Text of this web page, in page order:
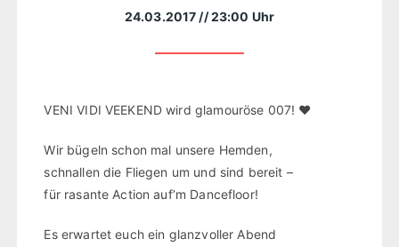
24.03.2017 // 23:00 Uhr
VENI VIDI VEEKEND wird glamouröse 007! ❤
Wir bügeln schon mal unsere Hemden,
schnallen die Fliegen um und sind bereit –
für rasante Action auf’m Dancefloor!
Es erwartet euch ein glanzvoller Abend